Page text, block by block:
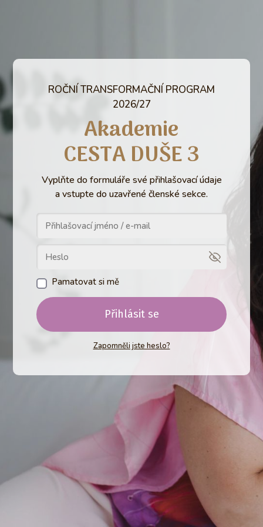
ROČNÍ TRANSFORMAČNÍ PROGRAM
2026/27
Akademie
CESTA DUŠE 3
Vyplňte do formuláře své přihlašovací údaje
a vstupte do uzavřené členské sekce.
Pamatovat si mě
Přihlásit se
Zapomněli jste heslo?